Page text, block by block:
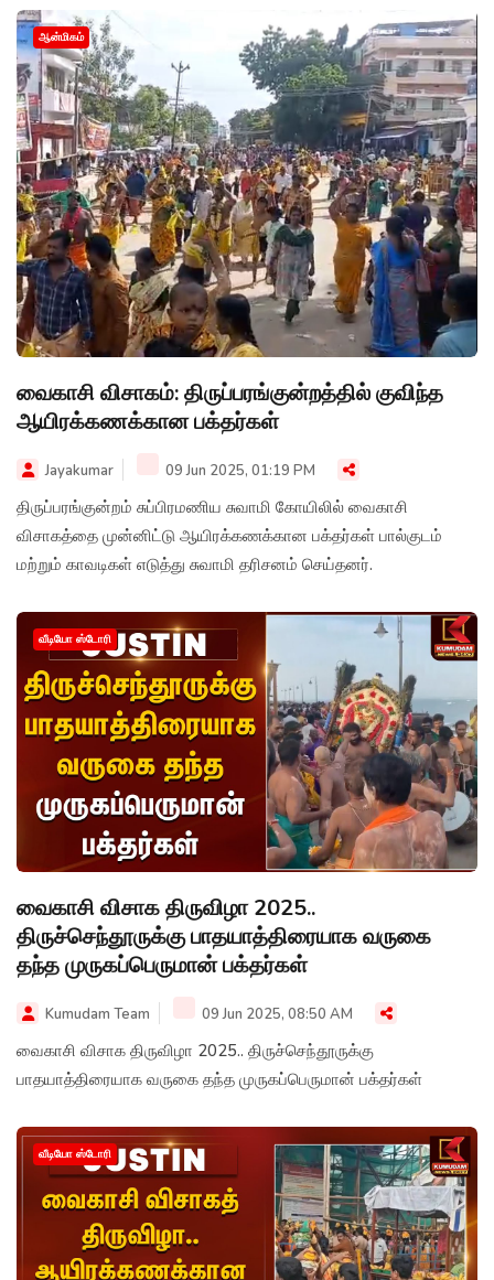
ஆன்மிகம்
வைகாசி விசாகம்: திருப்பரங்குன்றத்தில் குவிந்த
ஆயிரக்கணக்கான பக்தர்கள்
Jayakumar 09 Jun 2025, 01:19 PM
திருப்பரங்குன்றம் சுப்பிரமணிய சுவாமி கோயிலில் வைகாசி
விசாகத்தை முன்னிட்டு ஆயிரக்கணக்கான பக்தர்கள் பால்குடம்
மற்றும் காவடிகள் எடுத்து சுவாமி தரிசனம் செய்தனர்.
வீடியோ ஸ்டோரி
வைகாசி விசாக திருவிழா 2025..
திருச்செந்தூருக்கு பாதயாத்திரையாக வருகை
தந்த முருகப்பெருமான் பக்தர்கள்
Kumudam Team 09 Jun 2025, 08:50 AM
வைகாசி விசாக திருவிழா 2025.. திருச்செந்தூருக்கு
பாதயாத்திரையாக வருகை தந்த முருகப்பெருமான் பக்தர்கள்
வீடியோ ஸ்டோரி